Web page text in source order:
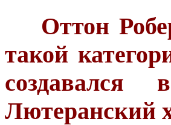
Оттон
такой
создавался
Лютеранский